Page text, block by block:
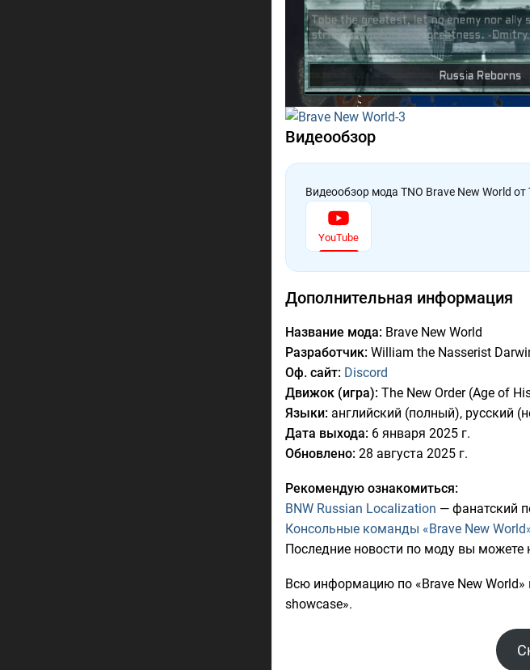
Видеообзор
Видеообзор мода TNO Brave New World от
YouTube
Дополнительная информация
Название мода: Brave New World
Разработчик: William the Nasserist
Оф. сайт: Discord
Движок (игра): The New Order (Age of
Языки: английский (полный), русский
Дата выхода: 6 января 2025 г.
Обновлено: 28 августа 2025 г.
Рекомендую ознакомиться:
BNW Russian Localization — фанатский
Консольные команды «Brave New
Последние новости по моду вы можете
Всю информацию по «Brave New World»
showcase».